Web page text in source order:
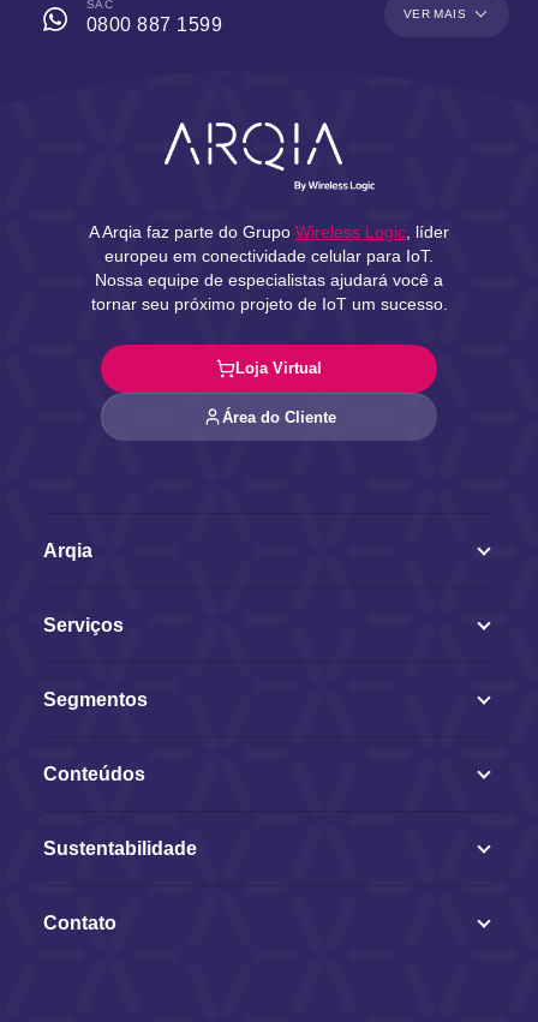
SAC
0800 887 1599
VER MAIS
A Arqia faz parte do Grupo Wireless Logic , líder
europeu em conectividade celular para IoT.
Nossa equipe de especialistas ajudará você a
tornar seu próximo projeto de IoT um sucesso.
Loja Virtual
Área do Cliente
Arqia
Serviços
Segmentos
Conteúdos
Sustentabilidade
Contato